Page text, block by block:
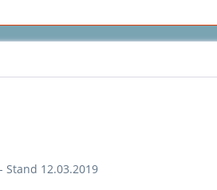
Stand 12.03.2019